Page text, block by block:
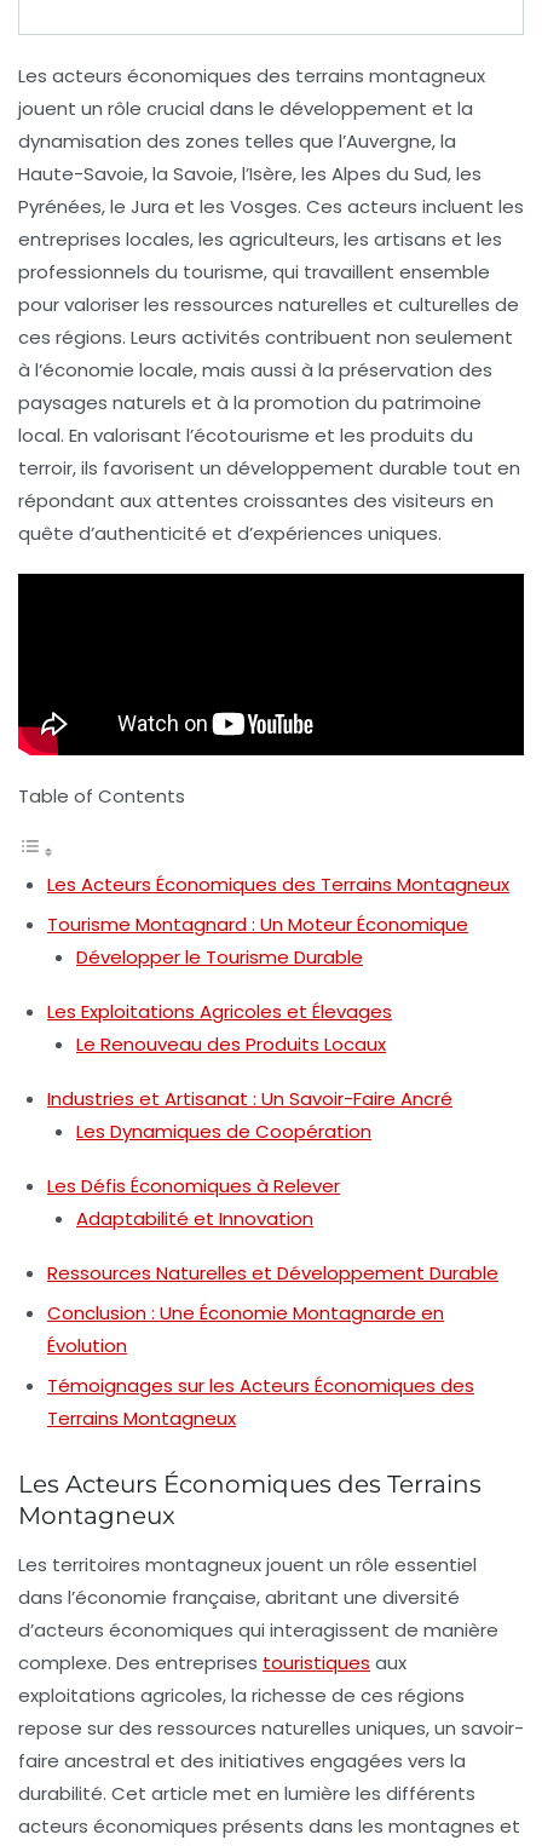
Les acteurs économiques des terrains montagneux
jouent un rôle crucial dans le développement et la
dynamisation des zones telles que l’Auvergne, la
Haute-Savoie, la Savoie, l’Isère, les Alpes du Sud, les
Pyrénées, le Jura et les Vosges. Ces acteurs incluent les
entreprises locales, les agriculteurs, les artisans et les
professionnels du tourisme, qui travaillent ensemble
pour valoriser les ressources naturelles et culturelles de
ces régions. Leurs activités contribuent non seulement
à l’économie locale, mais aussi à la préservation des
paysages naturels et à la promotion du patrimoine
local. En valorisant l’écotourisme et les produits du
terroir, ils favorisent un développement durable tout en
répondant aux attentes croissantes des visiteurs en
quête d’authenticité et d’expériences uniques.
Table of Contents
Les Acteurs Économiques des Terrains Montagneux
Tourisme Montagnard : Un Moteur Économique
Développer le Tourisme Durable
Les Exploitations Agricoles et Élevages
Le Renouveau des Produits Locaux
Industries et Artisanat : Un Savoir-Faire Ancré
Les Dynamiques de Coopération
Les Défis Économiques à Relever
Adaptabilité et Innovation
Ressources Naturelles et Développement Durable
Conclusion : Une Économie Montagnarde en
Évolution
Témoignages sur les Acteurs Économiques des
Terrains Montagneux
Les Acteurs Économiques des Terrains
Montagneux
Les territoires montagneux jouent un rôle essentiel
dans l’économie française, abritant une diversité
d’acteurs économiques qui interagissent de manière
complexe. Des entreprises touristiques aux
exploitations agricoles, la richesse de ces régions
repose sur des ressources naturelles uniques, un savoir-
faire ancestral et des initiatives engagées vers la
durabilité. Cet article met en lumière les différents
acteurs économiques présents dans les montagnes et